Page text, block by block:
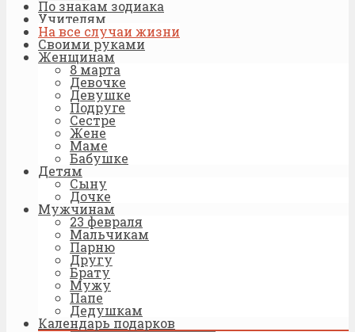
По знакам зодиака
Учителям
На все случаи жизни
Своими руками
Женщинам
8 марта
Девочке
Девушке
Подруге
Сестре
Жене
Маме
Бабушке
Детям
Сыну
Дочке
Мужчинам
23 февраля
Мальчикам
Парню
Другу
Брату
Мужу
Папе
Дедушкам
Календарь подарков